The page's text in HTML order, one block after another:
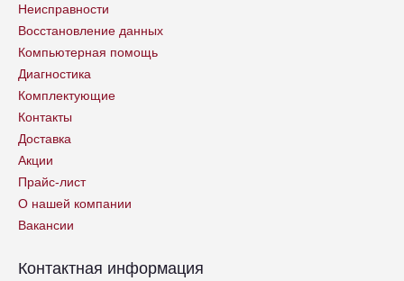
Неисправности
Восстановление данных
Компьютерная помощь
Диагностика
Комплектующие
Контакты
Доставка
Акции
Прайс-лист
О нашей компании
Вакансии
Контактная информация